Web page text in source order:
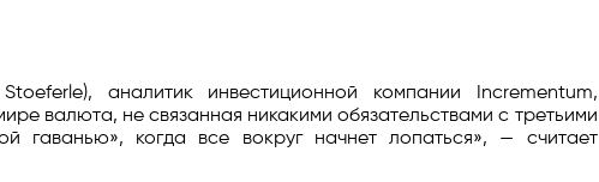
аналитик инвестиционной компании Incrementum,
валюта, не связанная никакими обязательствами с третьими
гаванью», когда все вокруг начнет лопаться», — считает